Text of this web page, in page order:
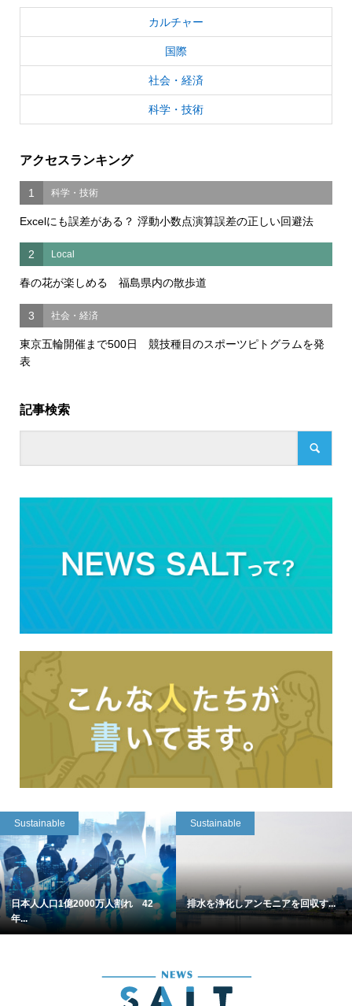
カルチャー
国際
社会・経済
科学・技術
アクセスランキング
1 科学・技術
Excelにも誤差がある？ 浮動小数点演算誤差の正しい回避法
2 Local
春の花が楽しめる 福島県内の散歩道
3 社会・経済
東京五輪開催まで500日 競技種目のスポーツピトグラムを発
表
記事検索
Sustainable
日本人人口1億2000万人割れ 42
年...
Sustainable
排水を浄化しアンモニアを回収す...